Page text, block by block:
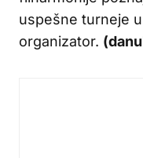
uspešne turneje
organizator.